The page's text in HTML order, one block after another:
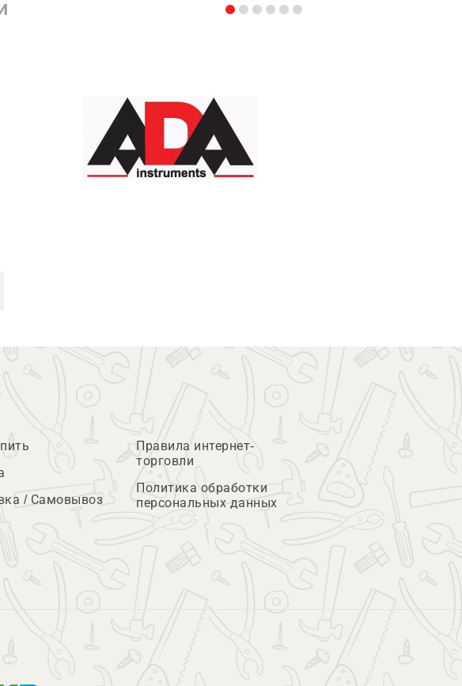
/ Самовывоз
Правила интернет-
торговли
Политика обработки
персональных данных